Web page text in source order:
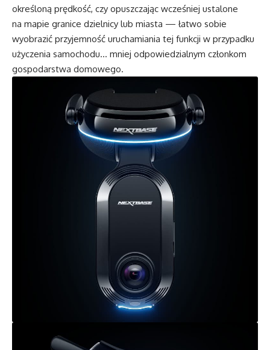
określoną prędkość, czy opuszczając wcześniej ustalone
na mapie granice dzielnicy lub miasta — łatwo sobie
wyobrazić przyjemność uruchamiania tej funkcji w przypadku
użyczenia samochodu… mniej odpowiedzialnym członkom
gospodarstwa domowego.